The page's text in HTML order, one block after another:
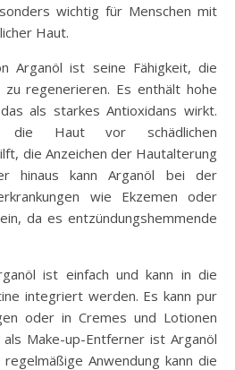
wichtig für Menschen mit
Haut.
Arganöl ist seine Fähigkeit, die
regenerieren. Es enthält hohe
als starkes Antioxidans wirkt.
Haut vor schädlichen
die Anzeichen der Hautalterung
hinaus kann Arganöl bei der
wie Ekzemen oder
da es entzündungshemmende
ist einfach und kann in die
integriert werden. Es kann pur
oder in Cremes und Lotionen
Make-up-Entferner ist Arganöl
Anwendung kann die